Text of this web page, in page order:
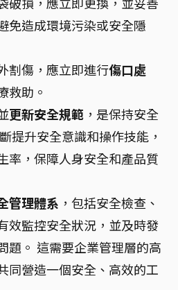
免造成環境污染或安全隱
割傷，應立即進行傷口處
救助。
更新安全規範 ，是保持安全
提升安全意識和操作技能，
率，保障人身安全和產品質
管理體系 ，包括安全檢查、
效監控安全狀況，並及時發
題。 這需要企業管理層的高
同營造一個安全、高效的工